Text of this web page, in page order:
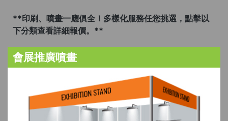
**印刷、噴畫一應俱全！多樣化服務任您挑選，點擊以
下分類查看詳細報價。**
會展推廣噴畫